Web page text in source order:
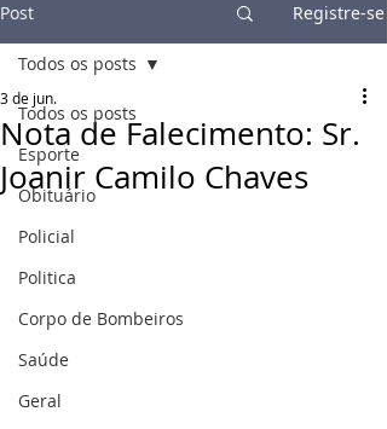
Post Registre-se
Todos os posts
Esporte
Obituário
Policial
Politica
Corpo de Bombeiros
Saúde
Geral
Todos os posts
Nota de Falecimento: Sr.
Joanir Camilo Chaves
3 de jun.